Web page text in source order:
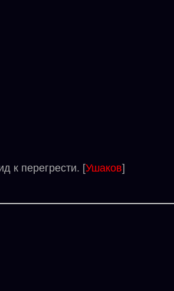
к перегрести. [Ушаков]